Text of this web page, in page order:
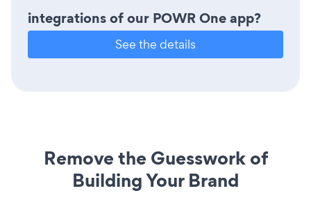
integrations of our POWR One app?
See the details
Remove the Guesswork of
Building Your Brand